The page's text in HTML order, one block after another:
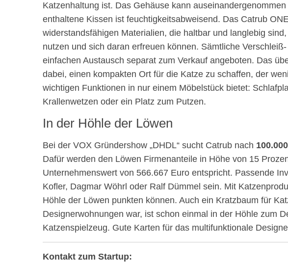
Katzenhaltung ist. Das Gehäuse kann
enthaltene Kissen ist feuchtigkeitsabweisend. Das Catrub
widerstandsfähigen Materialien, die haltbar und langlebig
nutzen und sich daran erfreuen können. Sämtliche
einfachen Austausch separat zum Verkauf angeboten. Das
dabei, einen kompakten Ort für die Katze zu schaffen, der
wichtigen Funktionen in nur einem Möbelstück bietet:
Krallenwetzen oder ein Platz zum Putzen.
In der Höhle der Löwen
Bei der VOX Gründershow „DHDL“ sucht Catrub nach
Dafür werden den Löwen Firmenanteile in Höhe von 15
Unternehmenswert von 566.667 Euro entspricht. Passende
Kofler, Dagmar Wöhrl oder Ralf Dümmel sein. Mit
Höhle der Löwen punkten können. Auch ein Kratzbaum für
Designerwohnungen war, ist schon einmal in der Höhle zum
Katzenspielzeug. Gute Karten für das multifunktionale
Kontakt zum Startup: